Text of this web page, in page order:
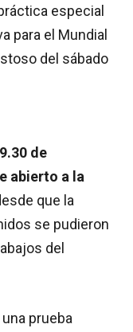
especial
para el Mundial
del sábado
de
abierto a la
que la
se pudieron
del
prueba